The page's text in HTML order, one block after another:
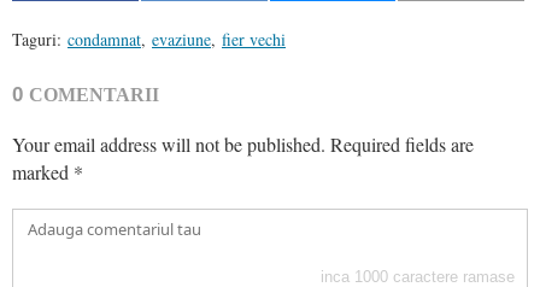
Taguri: condamnat, evaziune, fier vechi
0 COMENTARII
Your email address will not be published. Required fields are
marked *
inca 1000 caractere ramase